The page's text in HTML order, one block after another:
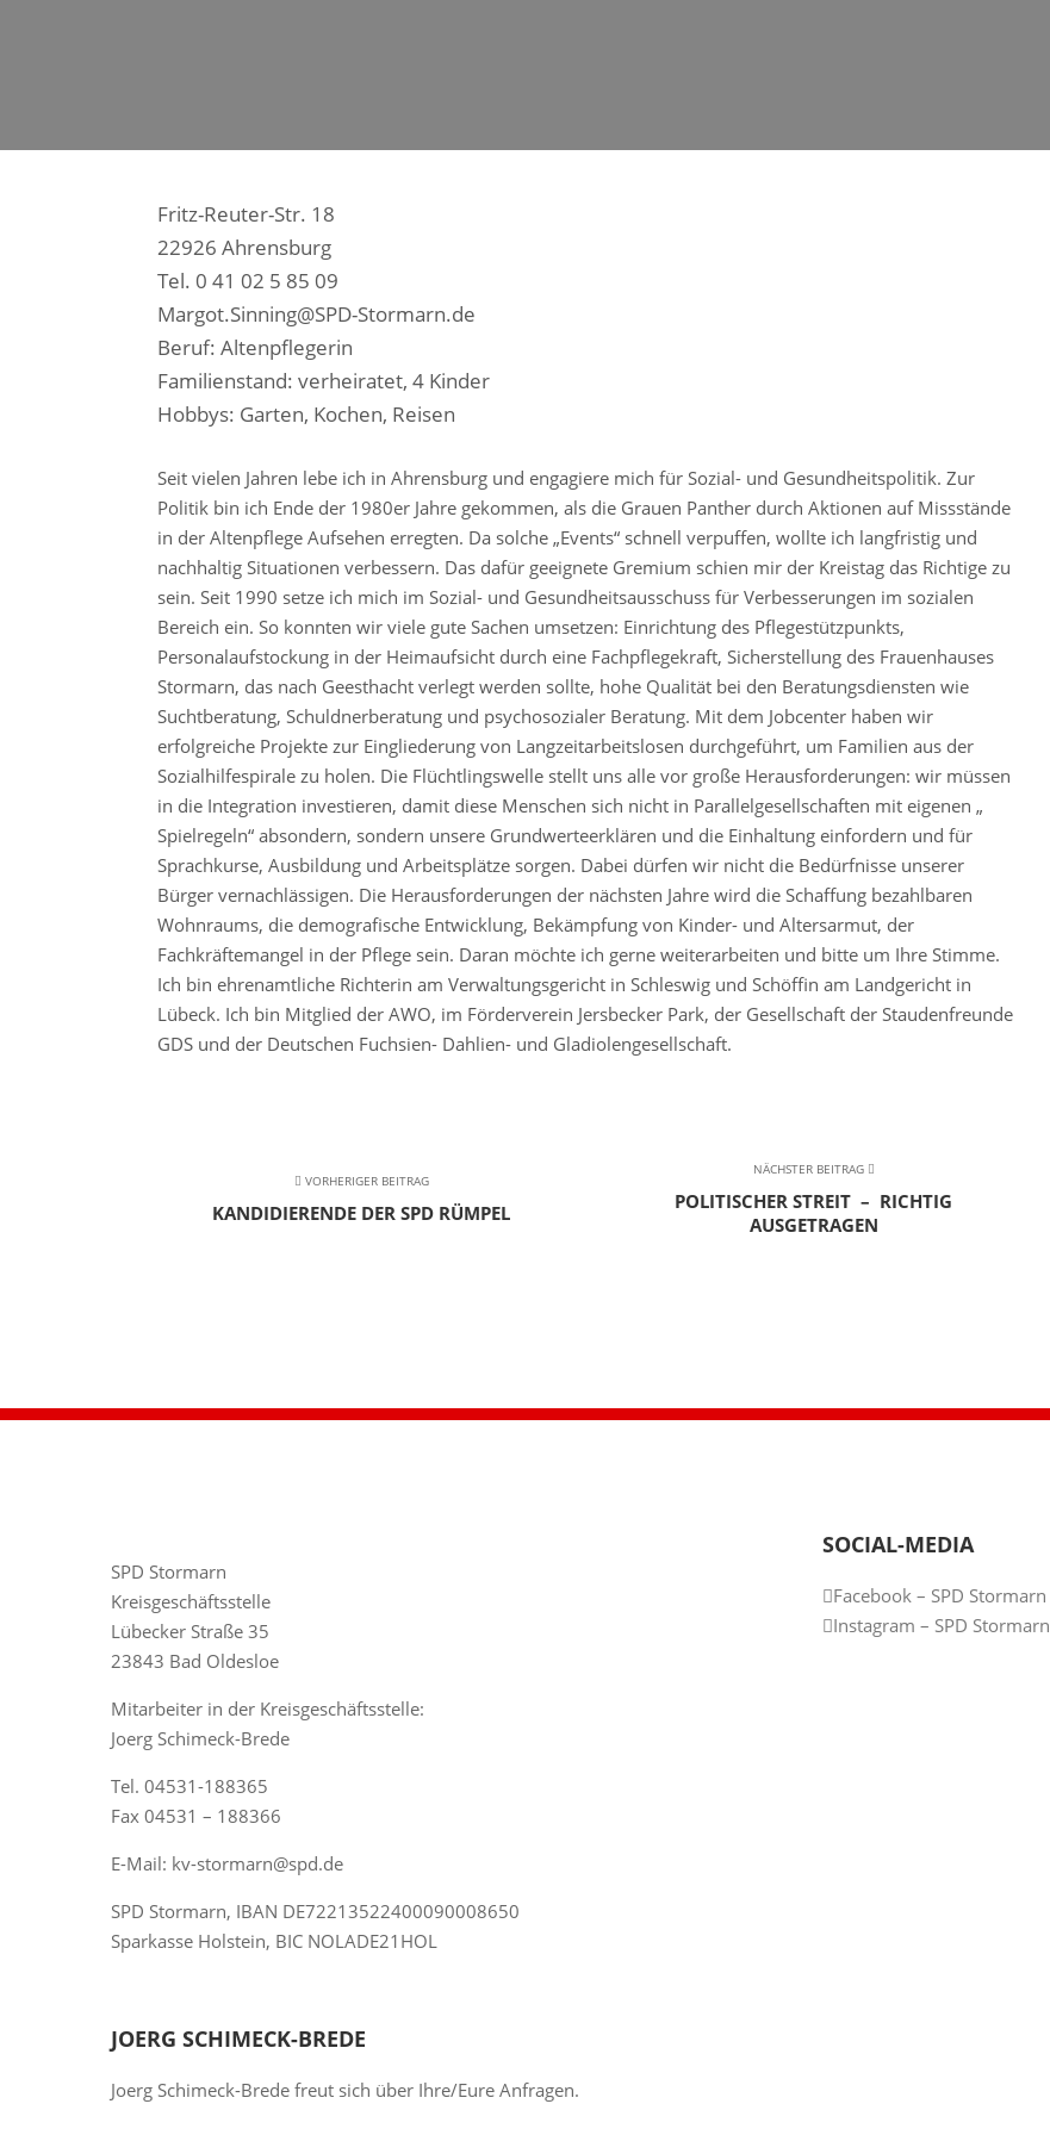
Fritz-Reuter-Str. 18
22926 Ahrensburg
Tel. 0 41 02 5 85 09
Margot.Sinning@SPD-Stormarn.de
Beruf: Altenpflegerin
Familienstand: verheiratet, 4 Kinder
Hobbys: Garten, Kochen, Reisen
Seit vielen Jahren lebe ich in Ahrensburg und engagiere mich für Sozial- und Gesundheitspolitik. Zur
Politik bin ich Ende der 1980er Jahre gekommen, als die Grauen Panther durch Aktionen auf Missstände
in der Altenpflege Aufsehen erregten. Da solche „Events“ schnell verpuffen, wollte ich langfristig und
nachhaltig Situationen verbessern. Das dafür geeignete Gremium schien mir der Kreistag das Richtige zu
sein. Seit 1990 setze ich mich im Sozial- und Gesundheitsausschuss für Verbesserungen im sozialen
Bereich ein. So konnten wir viele gute Sachen umsetzen: Einrichtung des Pflegestützpunkts,
Personalaufstockung in der Heimaufsicht durch eine Fachpflegekraft, Sicherstellung des Frauenhauses
Stormarn, das nach Geesthacht verlegt werden sollte, hohe Qualität bei den Beratungsdiensten wie
Suchtberatung, Schuldnerberatung und psychosozialer Beratung. Mit dem Jobcenter haben wir
erfolgreiche Projekte zur Eingliederung von Langzeitarbeitslosen durchgeführt, um Familien aus der
Sozialhilfespirale zu holen. Die Flüchtlingswelle stellt uns alle vor große Herausforderungen: wir müssen
in die Integration investieren, damit diese Menschen sich nicht in Parallelgesellschaften mit eigenen „
Spielregeln“ absondern, sondern unsere Grundwerteerklären und die Einhaltung einfordern und für
Sprachkurse, Ausbildung und Arbeitsplätze sorgen. Dabei dürfen wir nicht die Bedürfnisse unserer
Bürger vernachlässigen. Die Herausforderungen der nächsten Jahre wird die Schaffung bezahlbaren
Wohnraums, die demografische Entwicklung, Bekämpfung von Kinder- und Altersarmut, der
Fachkräftemangel in der Pflege sein. Daran möchte ich gerne weiterarbeiten und bitte um Ihre Stimme.
Ich bin ehrenamtliche Richterin am Verwaltungsgericht in Schleswig und Schöffin am Landgericht in
Lübeck. Ich bin Mitglied der AWO, im Förderverein Jersbecker Park, der Gesellschaft der Staudenfreunde
GDS und der Deutschen Fuchsien- Dahlien- und Gladiolengesellschaft.
VORHERIGER BEITRAG
KANDIDIERENDE DER SPD RÜMPEL
NÄCHSTER BEITRAG
POLITISCHER STREIT – RICHTIG
AUSGETRAGEN
SPD Stormarn
Kreisgeschäftsstelle
Lübecker Straße 35
23843 Bad Oldesloe
Mitarbeiter in der Kreisgeschäftsstelle:
Joerg Schimeck-Brede
Tel. 04531-188365
Fax 04531 – 188366
E-Mail: kv-stormarn@spd.de
SPD Stormarn, IBAN DE72213522400090008650
Sparkasse Holstein, BIC NOLADE21HOL
JOERG SCHIMECK-BREDE
Joerg Schimeck-Brede freut sich über Ihre/Eure Anfragen.
SOCIAL-MEDIA
Facebook – SPD Stormarn
Instagram – SPD Stormarn